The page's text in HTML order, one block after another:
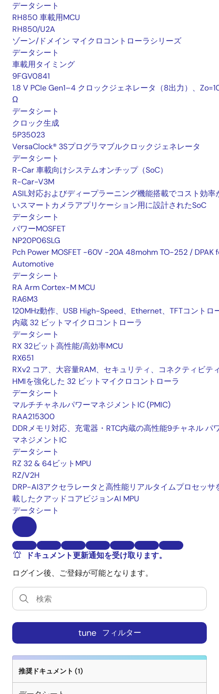
データシート
RH850 車載用MCU
RH850/U2A
ゾーン/ドメイン マイクロコントローラシリーズ
データシート
車載用タイミング
9FGV0841
1.8 V PCIe Gen1–4 クロックジェネレータ（8出力）、
Ω
データシート
クロック生成
5P35023
VersaClock® 3Sプログラマブルクロックジェネレータ
データシート
R-Car 車載向けシステムオンチップ（SoC）
R-Car-V3M
ASIL対応およびディープラーニング機能搭載でコスト効率
いスマートカメラアプリケーション用に設計されたSoC
データシート
パワーMOSFET
NP20P06SLG
Pch Power MOSFET -60V -20A 48mohm TO-252 / DPAK
Automotive
データシート
RA Arm Cortex-M MCU
RA6M3
120MHz動作、USB High-Speed、Ethernet、TFTコントロ
内蔵 32 ビットマイクロコントローラ
データシート
RX 32ビット高性能/高効率MCU
RX651
RXv2 コア、大容量RAM、セキュリティ、コネクティビテ
HMIを強化した 32 ビットマイクロコントローラ
データシート
マルチチャネルパワーマネジメントIC (PMIC)
RAA215300
DDRメモリ対応、充電器・RTC内蔵の高性能9チャネル パ
マネジメントIC
データシート
RZ 32 & 64ビットMPU
RZ/V2H
DRP-AI3アクセラレータと高性能リアルタイムプロセッサ
載したクアッドコアビジョンAI MPU
データシート
ドキュメント更新通知を受け取ります。
ログイン後、ご登録が可能となります。
tune フィルター
推奨ドキュメント (1)